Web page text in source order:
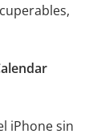
iPhone sin